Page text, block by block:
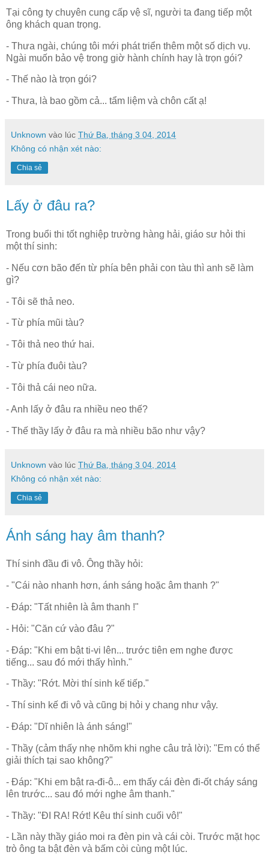
Tại công ty chuyên cung cấp vệ sĩ, người ta đang tiếp một
ông khách quan trọng.
- Thưa ngài, chúng tôi mới phát triển thêm một số dịch vụ.
Ngài muốn bảo vệ trong giờ hành chính hay là trọn gói?
- Thế nào là trọn gói?
- Thưa, là bao gồm cả... tẩm liệm và chôn cất ạ!
Unknown vào lúc Thứ Ba, tháng 3 04, 2014
Không có nhận xét nào:
Chia sẻ
Lấy ở đâu ra?
Trong buổi thi tốt nghiệp trường hàng hải, giáo sư hỏi thi
một thí sinh:
- Nếu cơn bão đến từ phía bên phải con tàu thì anh sẽ làm
gì?
- Tôi sẽ thả neo.
- Từ phía mũi tàu?
- Tôi thả neo thứ hai.
- Từ phía đuôi tàu?
- Tôi thả cái neo nữa.
- Anh lấy ở đâu ra nhiều neo thế?
- Thế thầy lấy ở đâu ra mà nhiều bão như vậy?
Unknown vào lúc Thứ Ba, tháng 3 04, 2014
Không có nhận xét nào:
Chia sẻ
Ánh sáng hay âm thanh?
Thí sinh đầu đi vô. Ông thầy hỏi:
- "Cái nào nhanh hơn, ánh sáng hoặc âm thanh ?"
- Đáp: "Tất nhiên là âm thanh !"
- Hỏi: "Căn cứ vào đâu ?"
- Đáp: "Khi em bật ti-vi lên... trước tiên em nghe được
tiếng... sau đó mới thấy hình."
- Thầy: "Rớt. Mời thí sinh kế tiếp."
- Thí sinh kế đi vô và cũng bị hỏi y chang như vậy.
- Đáp: "Dĩ nhiên là ánh sáng!"
- Thầy (cảm thấy nhẹ nhõm khi nghe câu trả lời): "Em có thể
giải thích tại sao không?"
- Đáp: "Khi em bật ra-đi-ô... em thấy cái đèn đi-ốt cháy sáng
lên trước... sau đó mới nghe âm thanh."
- Thầy: "ĐI RA! Rớt! Kêu thí sinh cuối vô!"
- Lần này thầy giáo moi ra đèn pin và cái còi. Trước mặt học
trò ông ta bật đèn và bấm còi cùng một lúc.